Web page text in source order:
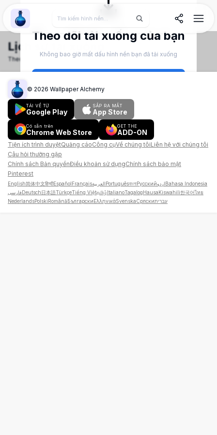
Wallpaper Alchemy
Lịch sử tải xuống
Theo dõi và quản lý hình nền đã tải xuống của bạn
Theo dõi tải xuống của bạn
Không bao giờ mất dấu hình nền bạn đã tải xuống
Đăng nhập
© 2026 Wallpaper Alchemy
TẢI VỀ TỪ
Google Play
SẮP RA MẮT
App Store
Có sẵn trên
Chrome Web Store
GET THE
ADD-ON
Tiện ích trình duyệtQuảng cáoCông cụVề chúng tôiLiên hệ với chúng tôi
Câu hỏi thường gặp
Chính sách Bản quyềnĐiều khoản sử dụngChính sách bảo mật
Pinterest
English简体中文हिन्दीEspañolFrançaisالعربيةPortuguêsবাংলাРусскийاردوBahasa Indonesia
فارسیDeutsch日本語TürkçeTiếng Việtதமிழ்ItalianoTagalogHausaKiswahili한국어ไทย
NederlandsPolskiRomânăБългарскиΕλληνικάSvenskaСрпскиעברית